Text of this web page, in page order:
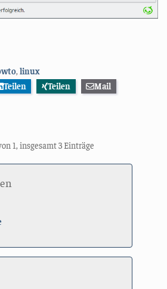
,linux
Teilen Teilen
Mail
1, insgesamt 3 Einträge